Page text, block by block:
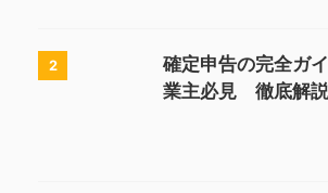
2
確定申告の完全ガ
業主必見 徹底解説